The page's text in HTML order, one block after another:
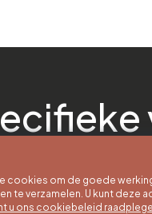
cookies om de goede
te verzamelen. U kunt deze
u ons cookiebeleid